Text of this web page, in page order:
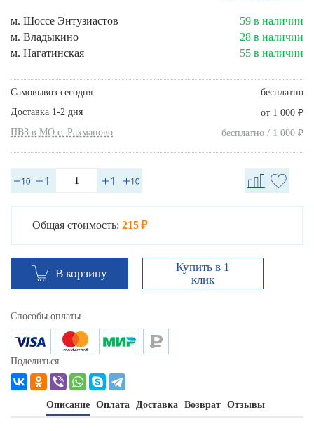
м. Шоссе Энтузиастов
59 в наличии
м. Владыкино
28 в наличии
м. Нагатинская
55 в наличии
Самовывоз сегодня
бесплатно
Доставка 1-2 дня
от 1 000 ₽
ПВЗ в МО с. Рахманово бесплатно / 1 000 ₽
Общая стоимость: 215 ₽
В корзину
Купить в 1
клик
Способы оплаты
Поделиться
Описание Оплата Доставка Возврат Отзывы